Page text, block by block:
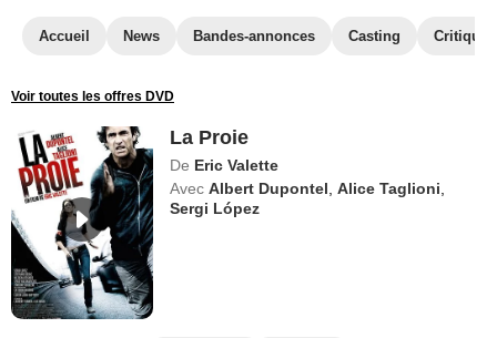
Accueil News Bandes-annonces Casting
Voir toutes les offres DVD
La Proie
De Eric Valette
Avec Albert Dupontel ,Alice Taglioni
Sergi López